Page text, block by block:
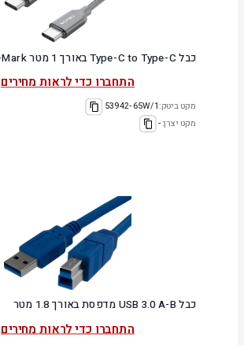
כבל Type-C to Type-C באורך 1 מטר 65W E-Mark
התחברו כדי לראות מחירים
מקט ביטק:53942-65W/1
מקט יצרן:-
כבל USB 3.0 A-B מדפסת באורך 1.8 מטר
התחברו כדי לראות מחירים